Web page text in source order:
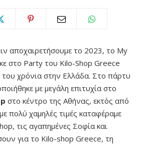
αποχαιρετήσουμε το 2023, το My
στο Party του Kilo-Shop Greece
χρόνια στην Ελλάδα. Στο πάρτυ
με μεγάλη επιτυχία στο
στο κέντρο της Αθήνας, εκτός από
πολύ χαμηλές τιμές καταφέραμε
τις αγαπημένες Σοφία και
για το Kilo-shop Greece, τη